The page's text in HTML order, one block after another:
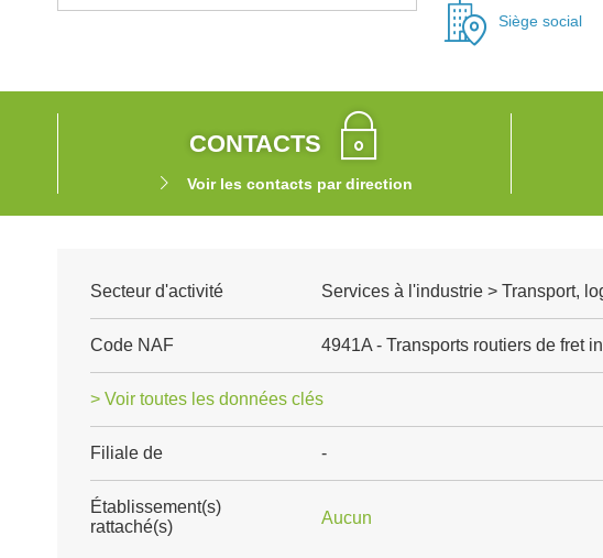
Siège social
CONTACTS
Voir les contacts par direction
Secteur d'activité Services à l'industrie > Transport,
Code NAF 4941A - Transports routiers de fret
> Voir toutes les données clés
Filiale de -
Établissement(s)
rattaché(s)
Aucun